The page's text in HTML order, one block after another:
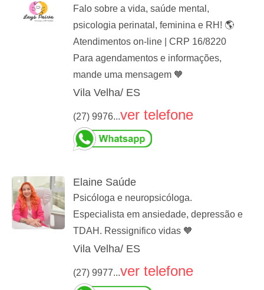
Falo sobre a vida, saúde mental,
psicologia perinatal, feminina e RH! 🌎
Atendimentos on-line | CRP 16/8220
Para agendamentos e informações,
mande uma mensagem 🧡
Vila Velha/ ES
(27) 9976...ver telefone
Elaine Saúde
Psicóloga e neuropsicóloga.
Especialista em ansiedade, depressão e
TDAH. Ressignifico vidas 🧡
Vila Velha/ ES
(27) 9977...ver telefone